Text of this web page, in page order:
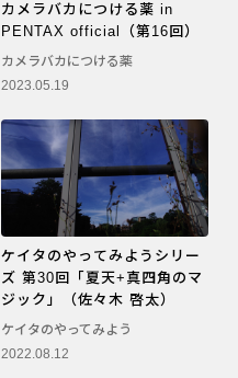
カメラバカにつける薬 in
PENTAX official（第16回）
カメラバカにつける薬
2023.05.19
ケイタのやってみようシリー
ズ 第30回「夏天+真四角のマ
ジック」（佐々木 啓太）
ケイタのやってみよう
2022.08.12